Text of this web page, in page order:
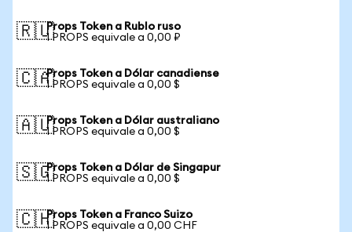
🇷🇺Props Token a Rublo ruso
1 PROPS equivale a 0,00 ₽
🇨🇦Props Token a Dólar canadiense
1 PROPS equivale a 0,00 $
🇦🇺Props Token a Dólar australiano
1 PROPS equivale a 0,00 $
🇸🇬Props Token a Dólar de Singapur
1 PROPS equivale a 0,00 $
🇨🇭Props Token a Franco Suizo
1 PROPS equivale a 0,00 CHF